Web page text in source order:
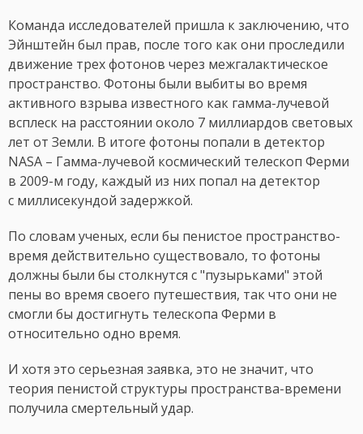
Команда исследователей пришла к заключению, что
Эйнштейн был прав, после того как они проследили
движение трех фотонов через межгалактическое
пространство. Фотоны были выбиты во время
активного взрыва известного как гамма-лучевой
всплеск на расстоянии около 7 миллиардов световых
лет от Земли. В итоге фотоны попали в детектор
NASA – Гамма-лучевой космический телескоп Ферми
в 2009-м году, каждый из них попал на детектор
с миллисекундой задержкой.
По словам ученых, если бы пенистое пространство-
время действительно существовало, то фотоны
должны были бы столкнутся с "пузырьками" этой
пены во время своего путешествия, так что они не
смогли бы достигнуть телескопа Ферми в
относительно одно время.
И хотя это серьезная заявка, это не значит, что
теория пенистой структуры пространства-времени
получила смертельный удар.